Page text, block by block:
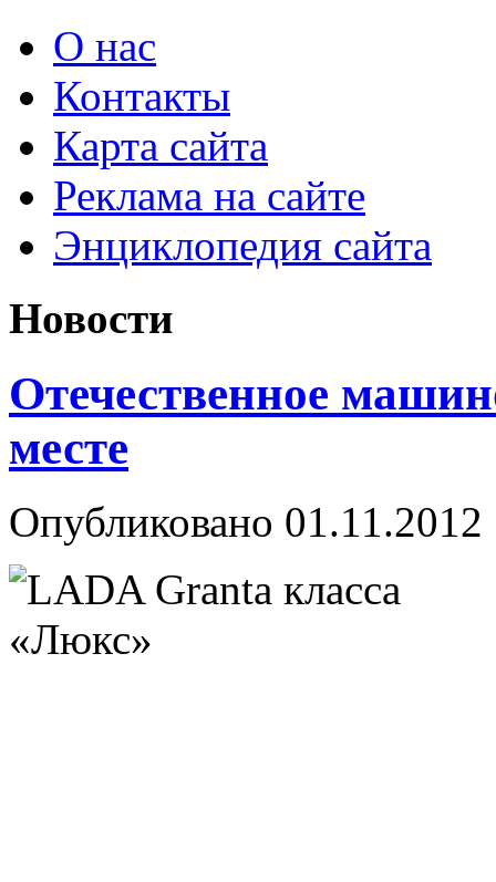
О нас
Контакты
Карта сайта
Реклама на сайте
Энциклопедия сайта
Новости
Отечественное
месте
Опубликовано 01.11.2012